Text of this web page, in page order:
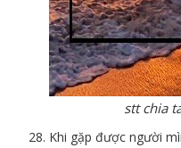
stt chia
Khi gặp được người